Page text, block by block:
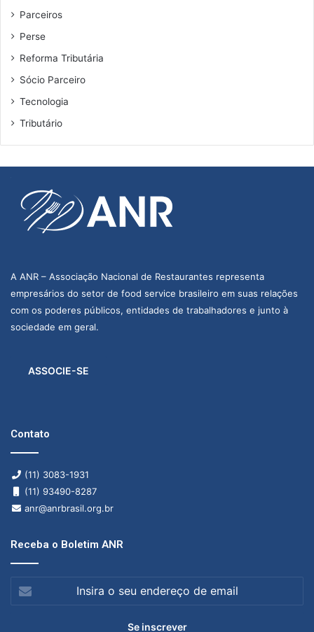
Parceiros
Perse
Reforma Tributária
Sócio Parceiro
Tecnologia
Tributário
A ANR – Associação Nacional de Restaurantes representa
empresários do setor de food service brasileiro em suas relações
com os poderes públicos, entidades de trabalhadores e junto à
sociedade em geral.
ASSOCIE-SE
Contato
(11) 3083-1931
(11) 93490-8287
anr@anrbrasil.org.br
Receba o Boletim ANR